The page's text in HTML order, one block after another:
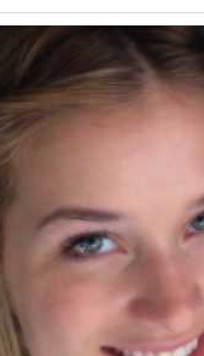
Five Nights
Elizabeth como
2025
Um ano após o
Freddy Fazbear's
reconectar com seus